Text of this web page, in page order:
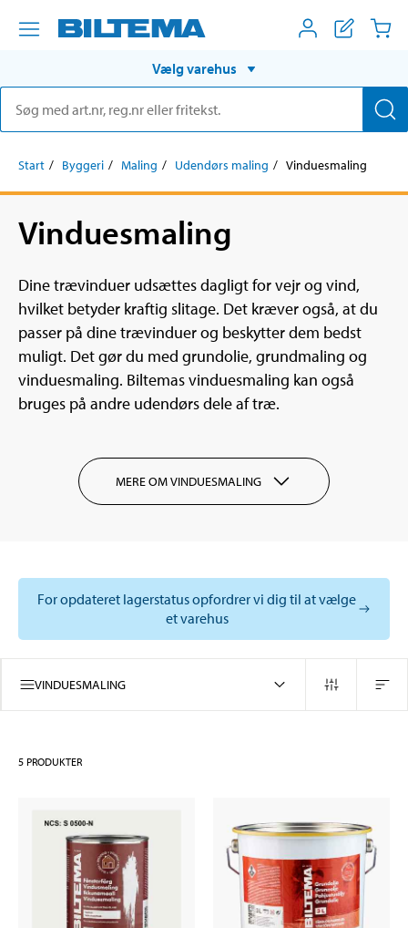
Vælg varehus
Start Byggeri Maling Udendørs maling Vinduesmaling
Vinduesmaling
Dine trævinduer udsættes dagligt for vejr og vind,
hvilket betyder kraftig slitage. Det kræver også, at du
passer på dine trævinduer og beskytter dem bedst
muligt. Det gør du med grundolie, grundmaling og
vinduesmaling. Biltemas vinduesmaling kan også
bruges på andre udendørs dele af træ.
MERE OM VINDUESMALING
For opdateret lagerstatus opfordrer vi dig til at vælge
et varehus
VINDUESMALING
5 PRODUKTER